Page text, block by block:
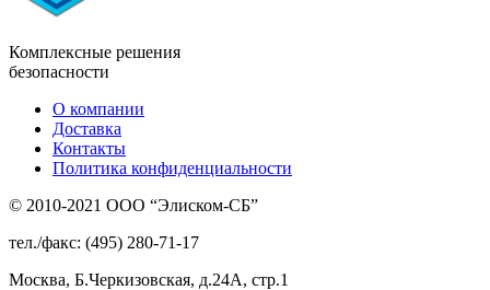
Комплексные решения
безопасности
О компании
Доставка
Контакты
Политика конфиденциальности
© 2010-2021 ООО “Элиском-СБ”
тел./факс: (495) 280-71-17
Москва, Б.Черкизовская, д.24А, стр.1